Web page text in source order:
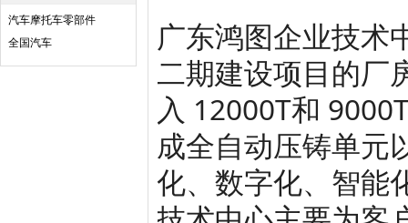
汽车摩托车零部件
全国汽车
广东鸿图企业技术
二期建设项目的厂
入 12000T和
成全自动压铸单元
化、数字化、智能